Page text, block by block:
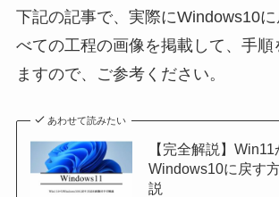
下記の記事で、実際にWindows10
べての工程の画像を掲載して、手順
ますので、ご参考ください。
あわせて読みたい
【完全解説】Win11
Windows10に戻す
説